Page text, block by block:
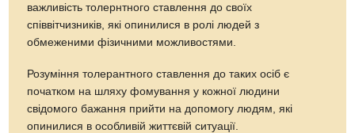
важливість толернтного ставлення до своїх
співвітчизників, які опинилися в ролі людей з
обмеженими фізичними можливостями.
Розуміння толерантного ставлення до таких осіб є
початком на шляху фомування у кожної людини
свідомого бажання прийти на допомогу людям, які
опинилися в особливій життєвій ситуації.